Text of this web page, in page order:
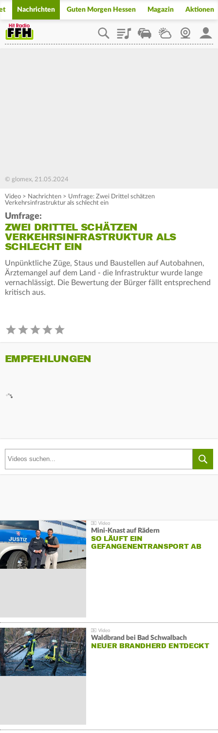
Nachrichten Guten Morgen Hessen Magazin Aktionen
PlaylistStaupilotWetterWebcam
© glomex, 21.05.2024
Video > Nachrichten > Umfrage: Zwei Drittel schätzen
Verkehrsinfrastruktur als schlecht ein
Umfrage:
ZWEI DRITTEL SCHÄTZEN
VERKEHRSINFRASTRUKTUR ALS
SCHLECHT EIN
Unpünktliche Züge, Staus und Baustellen auf Autobahnen,
Ärztemangel auf dem Land - die Infrastruktur wurde lange
vernachlässigt. Die Bewertung der Bürger fällt entsprechend
kritisch aus.
EMPFEHLUNGEN
Mini-Knast auf Rädern
SO LÄUFT EIN
GEFANGENENTRANSPORT AB
Waldbrand bei Bad Schwalbach
NEUER BRANDHERD ENTDECKT